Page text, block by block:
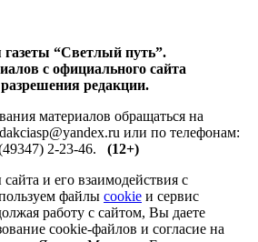
газеты “Светлый путь”.
с официального сайта
редакции.
материалов обращаться на
или по телефонам:
2-23-46. (12+)
и его взаимодействия с
файлы cookie и сервис
работу с сайтом, Вы даете
cookie-файлов и согласие на